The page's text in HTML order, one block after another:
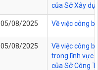
của Sở Xây
05/08/2025 Về việc công
05/08/2025
Về việc công
trong lĩnh vực
của Sở Công